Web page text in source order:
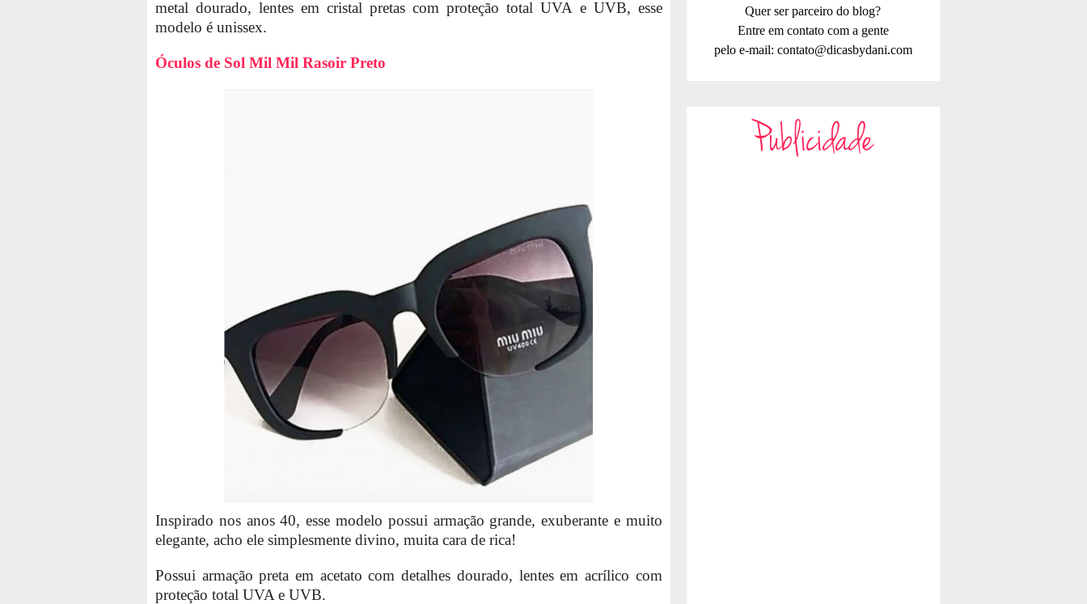
metal dourado, lentes em cristal pretas com proteção total UVA e UVB, esse
modelo é unissex.
Óculos de Sol Mil Mil Rasoir Preto
Inspirado nos anos 40, esse modelo possui armação grande, exuberante e muito
elegante, acho ele simplesmente divino, muita cara de rica!
Possui armação preta em acetato com detalhes dourado, lentes em acrílico com
proteção total UVA e UVB.
Quer ser parceiro do blog?
Entre em contato com a gente
pelo e-mail: contato@dicasbydani.com
Publicidade